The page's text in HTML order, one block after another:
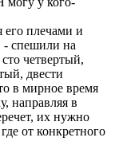
его плечами и
- спешили на
четвертый,
двести
в мирное время
направляя в
их нужно
от конкретного